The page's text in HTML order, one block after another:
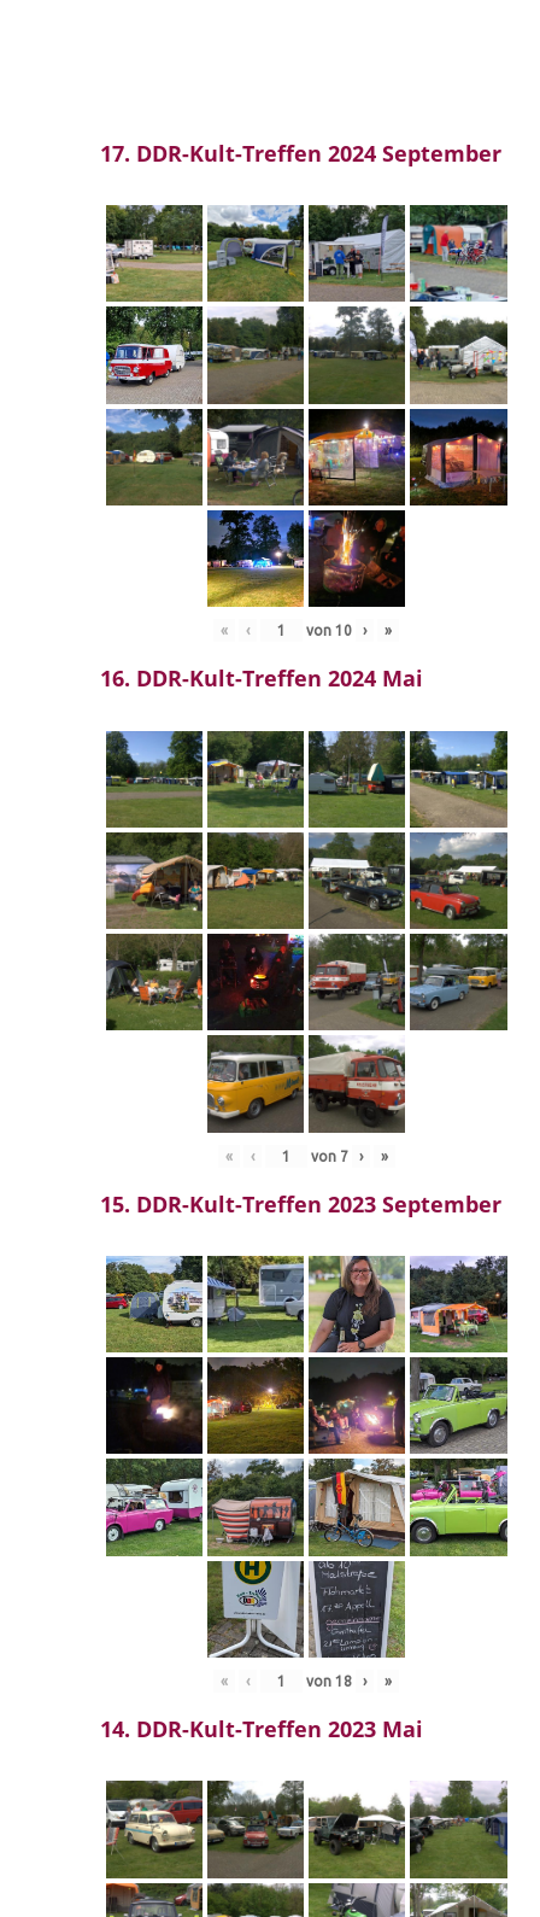
17. DDR-Kult-Treffen 2024 September
« ‹ von 10 › »
16. DDR-Kult-Treffen 2024 Mai
« ‹ von 7 › »
15. DDR-Kult-Treffen 2023 September
« ‹ von 18 › »
14. DDR-Kult-Treffen 2023 Mai